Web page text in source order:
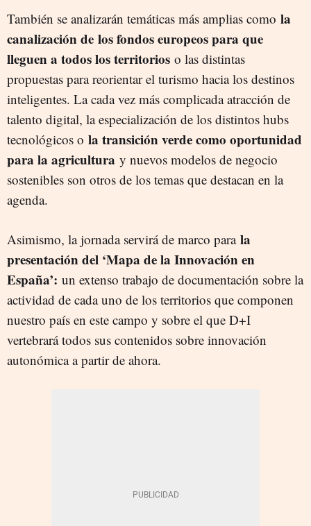
También se analizarán temáticas más amplias como la
canalización de los fondos europeos para que
lleguen a todos los territorios o las distintas
propuestas para reorientar el turismo hacia los destinos
inteligentes. La cada vez más complicada atracción de
talento digital, la especialización de los distintos hubs
tecnológicos o la transición verde como oportunidad
para la agricultura y nuevos modelos de negocio
sostenibles son otros de los temas que destacan en la
agenda.
Asimismo, la jornada servirá de marco para la
presentación del ‘Mapa de la Innovación en
España’: un extenso trabajo de documentación sobre la
actividad de cada uno de los territorios que componen
nuestro país en este campo y sobre el que D+I
vertebrará todos sus contenidos sobre innovación
autonómica a partir de ahora.